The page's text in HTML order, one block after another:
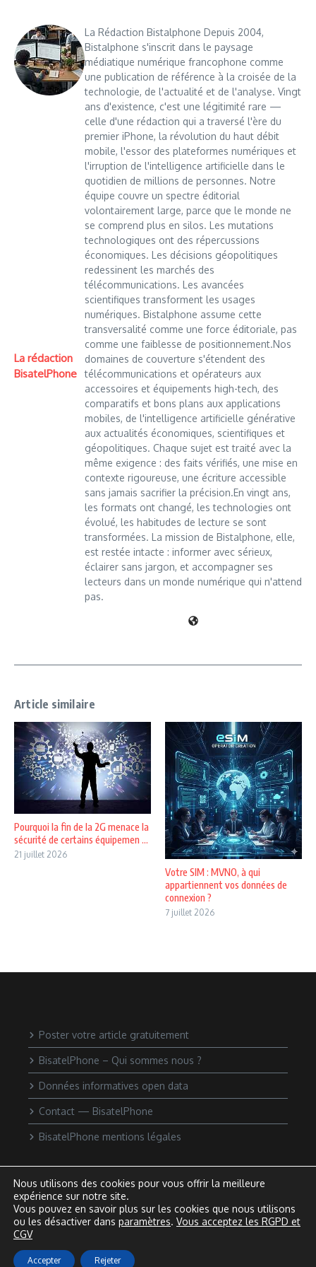
La rédaction
BisatelPhone
La Rédaction Bistalphone Depuis 2004,
Bistalphone s'inscrit dans le paysage
médiatique numérique francophone comme
une publication de référence à la croisée de la
technologie, de l'actualité et de l'analyse. Vingt
ans d'existence, c'est une légitimité rare —
celle d'une rédaction qui a traversé l'ère du
premier iPhone, la révolution du haut débit
mobile, l'essor des plateformes numériques et
l'irruption de l'intelligence artificielle dans le
quotidien de millions de personnes. Notre
équipe couvre un spectre éditorial
volontairement large, parce que le monde ne
se comprend plus en silos. Les mutations
technologiques ont des répercussions
économiques. Les décisions géopolitiques
redessinent les marchés des
télécommunications. Les avancées
scientifiques transforment les usages
numériques. Bistalphone assume cette
transversalité comme une force éditoriale, pas
comme une faiblesse de positionnement.Nos
domaines de couverture s'étendent des
télécommunications et opérateurs aux
accessoires et équipements high-tech, des
comparatifs et bons plans aux applications
mobiles, de l'intelligence artificielle générative
aux actualités économiques, scientifiques et
géopolitiques. Chaque sujet est traité avec la
même exigence : des faits vérifiés, une mise en
contexte rigoureuse, une écriture accessible
sans jamais sacrifier la précision.En vingt ans,
les formats ont changé, les technologies ont
évolué, les habitudes de lecture se sont
transformées. La mission de Bistalphone, elle,
est restée intacte : informer avec sérieux,
éclairer sans jargon, et accompagner ses
lecteurs dans un monde numérique qui n'attend
pas.
Article similaire
Pourquoi la fin de la 2G menace la
sécurité de certains équipemen ...
21 juillet 2026
Votre SIM : MVNO, à qui
appartiennent vos données de
connexion ?
7 juillet 2026
Poster votre article gratuitement
BisatelPhone – Qui sommes nous ?
Données informatives open data
Contact — BisatelPhone
BisatelPhone mentions légales
Nous utilisons des cookies pour vous offrir la meilleure
expérience sur notre site.
Vous pouvez en savoir plus sur les cookies que nous utilisons
ou les désactiver dans paramètres. Vous acceptez les RGPD et
CGV
Accepter Rejeter